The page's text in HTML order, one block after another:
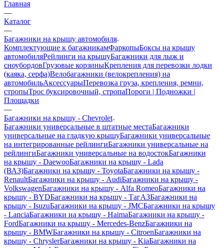
Главная
—
Каталог
—
Багажники на крышу автомобиля
Комплектующие к багажникамФаркопыБоксы на крышу
автомобиляРейлинги на крышуБагажники для лыж и
сноубордовГрузовые корзиныКрепления для перевозки лодки
(каяка, серфа)Велобагажники (велокрепления) на
автомобильАксессуарыПеревозка груза, крепления, ремни,
стропыТрос буксировочный, стропаПороги | Подножки |
Площадки
—
Багажники на крышу - Chevrolet
Багажники универсальные в штатные местаБагажники
универсальные на гладкую крышуБагажники универсальные
на интегрированные рейлингиБагажники универсальные на
рейлингиБагажники универсальные на водостокБагажники
на крышу - DaewooБагажники на крышу - Lada
(ВАЗ)Багажники на крышу - ToyotaБагажники на крышу -
RenaultБагажники на крышу - AudiБагажники на крышу -
VolkswagenБагажники на крышу - Alfa RomeoБагажники на
крышу - BYDБагажники на крышу - ТагАЗБагажники на
крышу - IsuzuБагажники на крышу - JMCБагажники на крышу
- LanciaБагажники на крышу - HaimaБагажники на крышу -
FordБагажники на крышу - Mercedes-BenzБагажники на
крышу - BMWБагажники на крышу - CitroenБагажники на
крышу - ChryslerБагажники на крышу - KiaБагажники на